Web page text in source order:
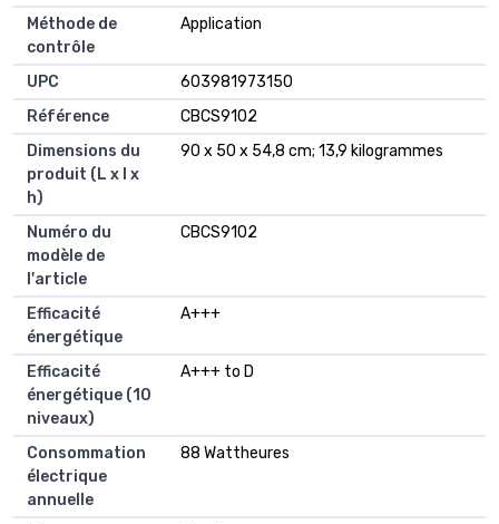
Méthode de
contrôle
‎Application
UPC
‎603981973150
Référence
‎CBCS9102
Dimensions du
produit (L x l x
h)
‎90 x 50 x 54,8 cm; 13,9 kilogrammes
Numéro du
modèle de
l'article
‎CBCS9102
Efficacité
énergétique
‎A+++
Efficacité
énergétique (10
niveaux)
‎A+++ to D
Consommation
électrique
annuelle
‎88 Wattheures